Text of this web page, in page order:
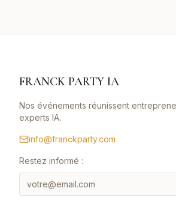
FRANCK PARTY IA
Nos événements réunissent
experts IA.
info@franckparty.com
Restez informé :